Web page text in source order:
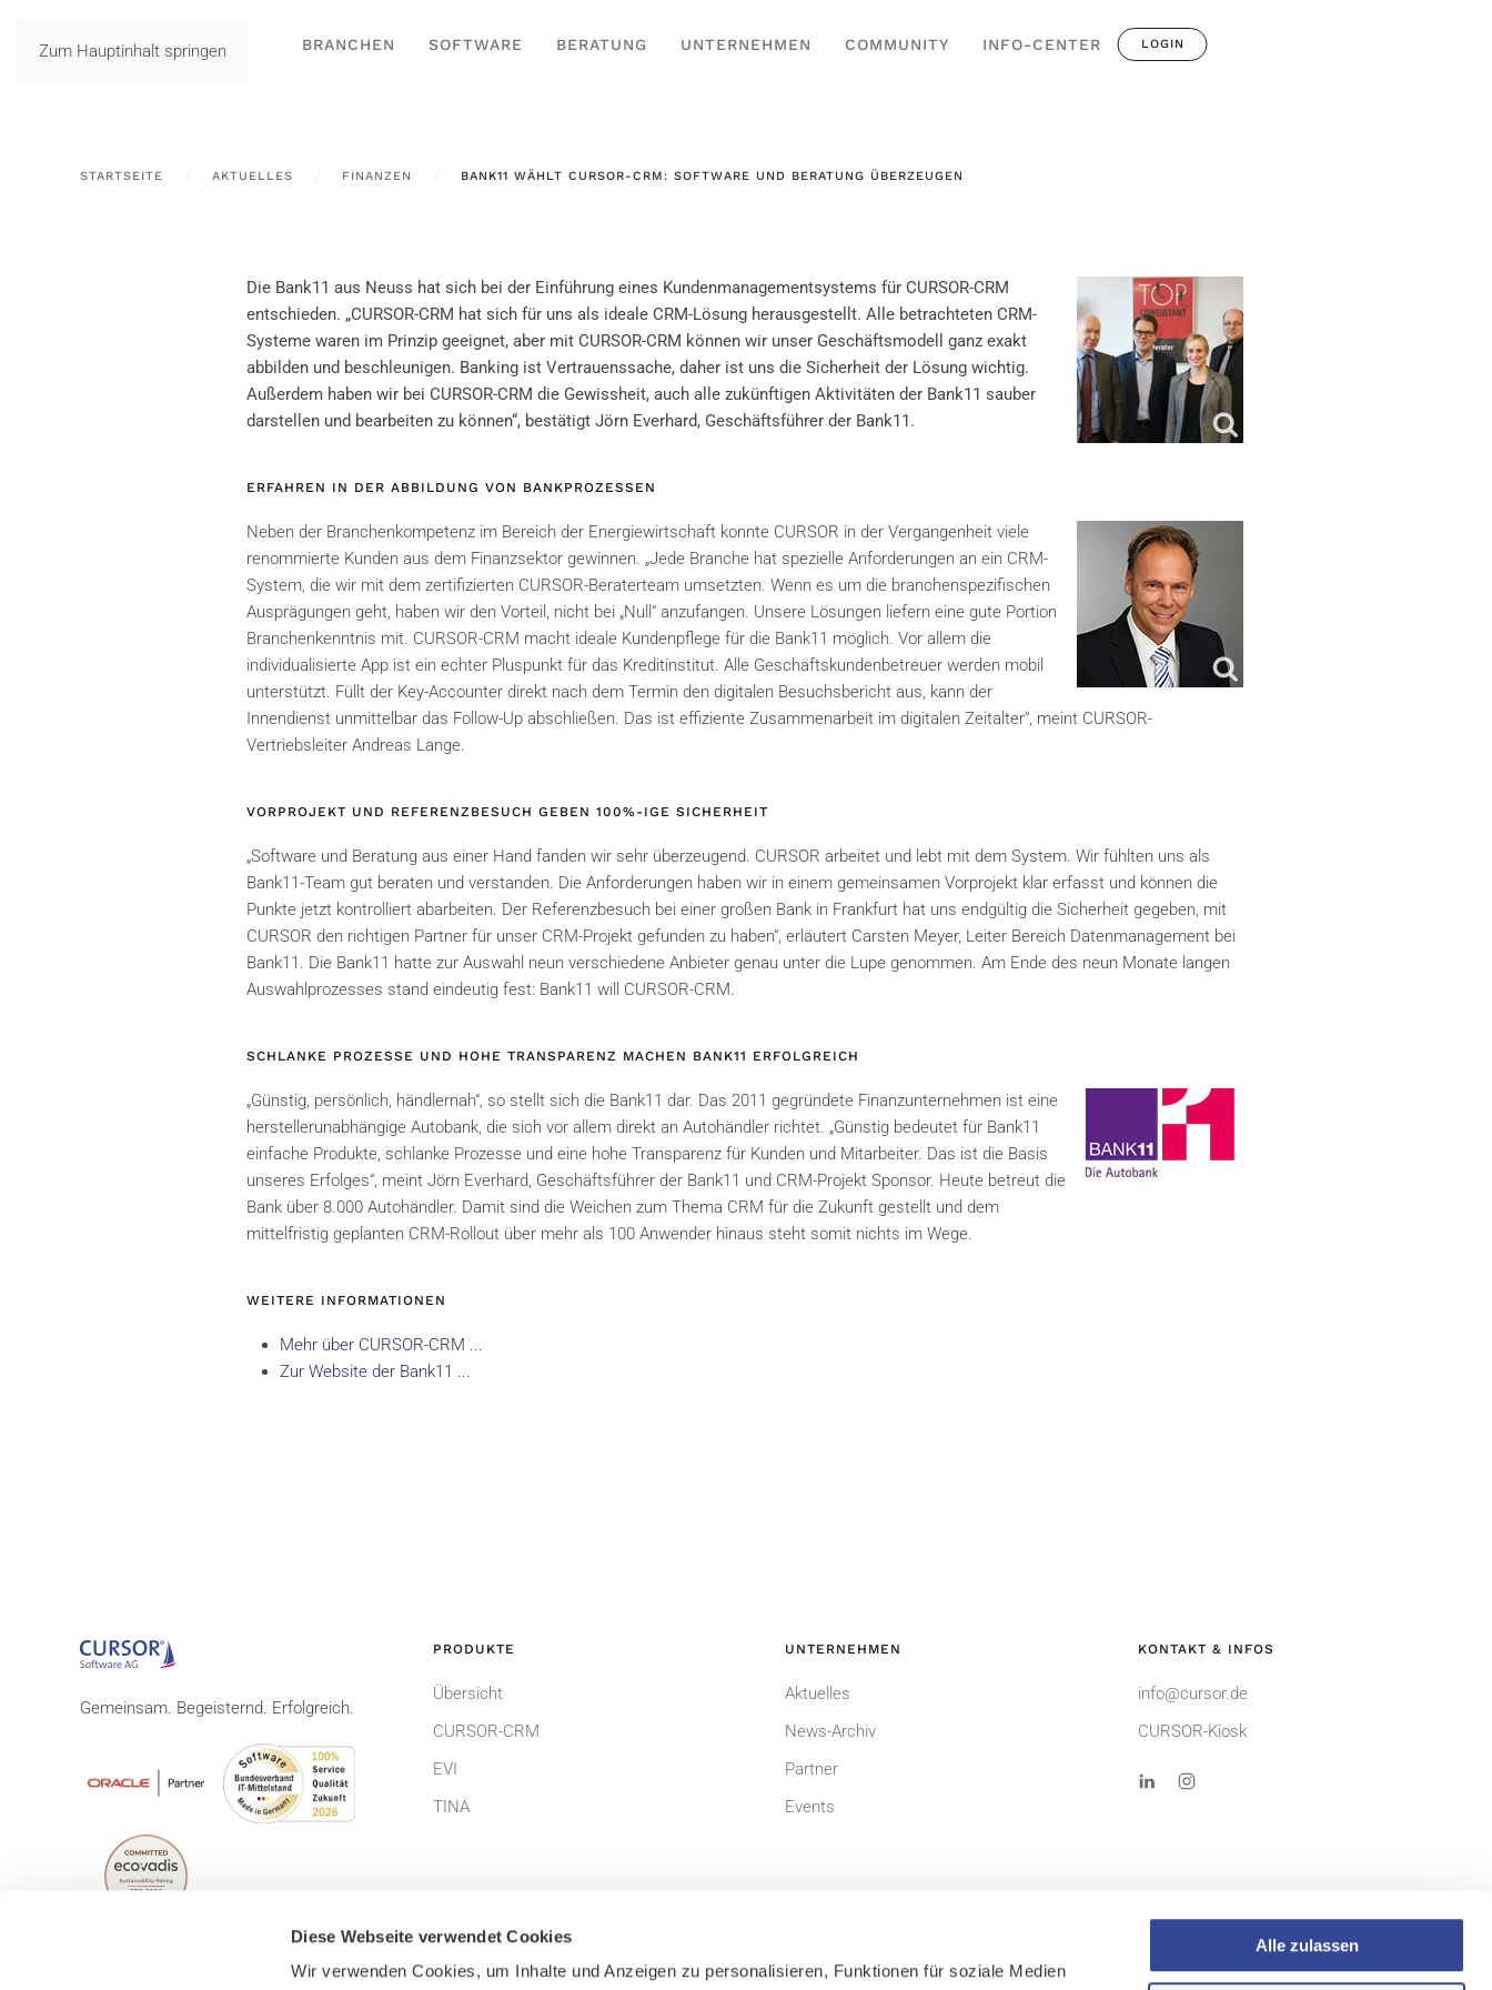
Diese Webseite verwendet Cookies
Wir verwenden Cookies, um Inhalte und Anzeigen zu personalisieren, Funktionen für soziale Medien
Alle zulassen
Zum Hauptinhalt springen BRANCHEN SOFTWARE BERATUNG UNTERNEHMEN COMMUNITY INFO-CENTER LOGIN
STARTSEITE AKTUELLES FINANZEN BANK11 WÄHLT CURSOR-CRM: SOFTWARE UND BERATUNG ÜBERZEUGEN
Die Bank11 aus Neuss hat sich bei der Einführung eines Kundenmanagementsystems für CURSOR-CRM
entschieden. „CURSOR-CRM hat sich für uns als ideale CRM-Lösung herausgestellt. Alle betrachteten CRM-
Systeme waren im Prinzip geeignet, aber mit CURSOR-CRM können wir unser Geschäftsmodell ganz exakt
abbilden und beschleunigen. Banking ist Vertrauenssache, daher ist uns die Sicherheit der Lösung wichtig.
Außerdem haben wir bei CURSOR-CRM die Gewissheit, auch alle zukünftigen Aktivitäten der Bank11 sauber
darstellen und bearbeiten zu können“, bestätigt Jörn Everhard, Geschäftsführer der Bank11.
ERFAHREN IN DER ABBILDUNG VON BANKPROZESSEN
Neben der Branchenkompetenz im Bereich der Energiewirtschaft konnte CURSOR in der Vergangenheit viele
renommierte Kunden aus dem Finanzsektor gewinnen. „Jede Branche hat spezielle Anforderungen an ein CRM-
System, die wir mit dem zertifizierten CURSOR-Beraterteam umsetzten. Wenn es um die branchenspezifischen
Ausprägungen geht, haben wir den Vorteil, nicht bei „Null“ anzufangen. Unsere Lösungen liefern eine gute Portion
Branchenkenntnis mit. CURSOR-CRM macht ideale Kundenpflege für die Bank11 möglich. Vor allem die
individualisierte App ist ein echter Pluspunkt für das Kreditinstitut. Alle Geschäftskundenbetreuer werden mobil
unterstützt. Füllt der Key-Accounter direkt nach dem Termin den digitalen Besuchsbericht aus, kann der
Innendienst unmittelbar das Follow-Up abschließen. Das ist effiziente Zusammenarbeit im digitalen Zeitalter“, meint CURSOR-
Vertriebsleiter Andreas Lange.
VORPROJEKT UND REFERENZBESUCH GEBEN 100%-IGE SICHERHEIT
„Software und Beratung aus einer Hand fanden wir sehr überzeugend. CURSOR arbeitet und lebt mit dem System. Wir fühlten uns als
Bank11-Team gut beraten und verstanden. Die Anforderungen haben wir in einem gemeinsamen Vorprojekt klar erfasst und können die
Punkte jetzt kontrolliert abarbeiten. Der Referenzbesuch bei einer großen Bank in Frankfurt hat uns endgültig die Sicherheit gegeben, mit
CURSOR den richtigen Partner für unser CRM-Projekt gefunden zu haben“, erläutert Carsten Meyer, Leiter Bereich Datenmanagement bei
Bank11. Die Bank11 hatte zur Auswahl neun verschiedene Anbieter genau unter die Lupe genommen. Am Ende des neun Monate langen
Auswahlprozesses stand eindeutig fest: Bank11 will CURSOR-CRM.
SCHLANKE PROZESSE UND HOHE TRANSPARENZ MACHEN BANK11 ERFOLGREICH
„Günstig, persönlich, händlernah“, so stellt sich die Bank11 dar. Das 2011 gegründete Finanzunternehmen ist eine
herstellerunabhängige Autobank, die sich vor allem direkt an Autohändler richtet. „Günstig bedeutet für Bank11
einfache Produkte, schlanke Prozesse und eine hohe Transparenz für Kunden und Mitarbeiter. Das ist die Basis
unseres Erfolges“, meint Jörn Everhard, Geschäftsführer der Bank11 und CRM-Projekt Sponsor. Heute betreut die
Bank über 8.000 Autohändler. Damit sind die Weichen zum Thema CRM für die Zukunft gestellt und dem
mittelfristig geplanten CRM-Rollout über mehr als 100 Anwender hinaus steht somit nichts im Wege.
WEITERE INFORMATIONEN
Mehr über CURSOR-CRM ...
Zur Website der Bank11 ...
Gemeinsam. Begeisternd. Erfolgreich.
PRODUKTE
Übersicht
CURSOR-CRM
EVI
TINA
UNTERNEHMEN
Aktuelles
News-Archiv
Partner
Events
KONTAKT & INFOS
info@cursor.de
CURSOR-Kiosk